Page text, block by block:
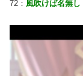
72： 風吹けば名無し